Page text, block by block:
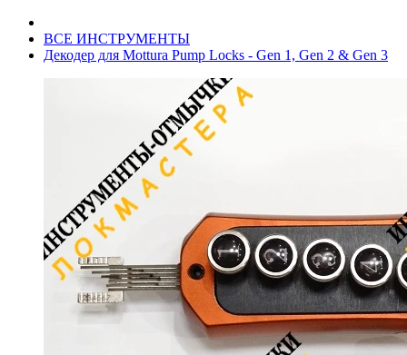
ВСЕ ИНСТРУМЕНТЫ
Декодер для Mottura Pump Locks - Gen 1, Gen 2 & Gen 3